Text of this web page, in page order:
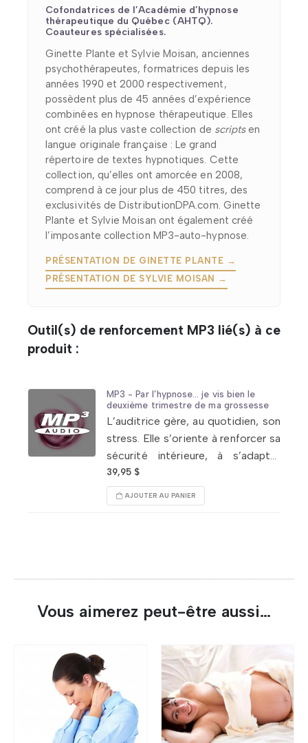
Cofondatrices de l’Académie d’hypnose
thérapeutique du Québec (AHTQ).
Coauteures spécialisées.
Ginette Plante et Sylvie Moisan, anciennes
psychothérapeutes, formatrices depuis les
années 1990 et 2000 respectivement,
possèdent plus de 45 années d’expérience
combinées en hypnose thérapeutique. Elles
ont créé la plus vaste collection de scriptsen
langue originale française : Le grand
répertoire de textes hypnotiques. Cette
collection, qu’elles ont amorcée en 2008,
comprend à ce jour plus de 450 titres, des
exclusivités de DistributionDPA.com. Ginette
Plante et Sylvie Moisan ont également créé
l’imposante collection MP3-auto-hypnose.
PRÉSENTATION DE GINETTE PLANTE →
PRÉSENTATION DE SYLVIE MOISAN →
Outil(s) de renforcement MP3 lié(s) à ce
produit :
MP3 - Par l’hypnose… je vis bien le
deuxième trimestre de ma grossesse
L’auditrice gère, au quotidien, son
stress. Elle s’oriente à renforcer sa
sécurité intérieure, à s’adapter
plus fluidement aux changements
liés au second trimestre. Stimule la
confiance quant au bien-être du
39,95 $
AJOUTER AU PANIER
Vous aimerez peut-être aussi…